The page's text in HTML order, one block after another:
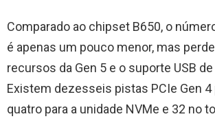
Comparado ao chipset B650, o
é apenas um pouco menor, mas
recursos da Gen 5 e o suporte USB
Existem dezesseis pistas PCIe Gen 4
quatro para a unidade NVMe e 32 no